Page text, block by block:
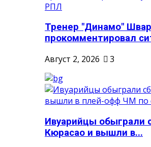
Тренер "Динамо"
прокомментировал
Август 2, 2026
3
Ивуарийцы обыграли
Кюрасао и вышли в...